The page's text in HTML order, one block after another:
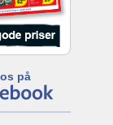
på